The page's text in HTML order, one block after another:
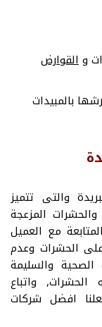
والقوارض
بالمبيدات
والتى تتميز
المزعجة
مع العميل
الحشرات وعدم
الصحية والسليمة
واتباع
افضل شركات